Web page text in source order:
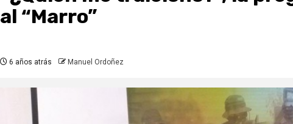
al “Marro”
6 años atrás Manuel Ordoñez